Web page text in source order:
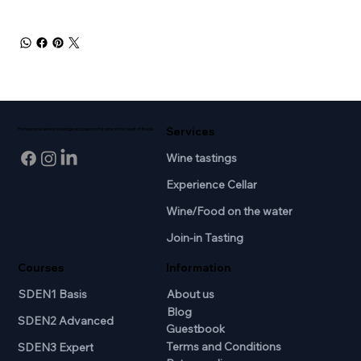
Professional wine knowledge and passion for wine in the heart of Breda.
Courses
SDEN1 Basis
SDEN2 Advanced
SDEN3 Expert
Services
Wine tastings
Experience Cellar
Wine/Food on the water
Join-in Tasting
Information
About us
Blog
Guestbook
Terms and Conditions